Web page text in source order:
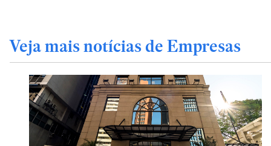
Veja mais notícias de Empresas